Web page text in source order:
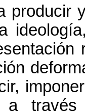
producir
través